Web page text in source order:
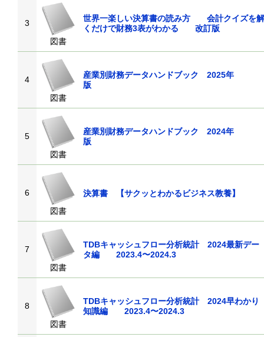
3
図書
世界一楽しい決算書の読み方 会計クイズを解
くだけで財務3表がわかる 改訂版
4
図書
産業別財務データハンドブック 2025年
版
5
図書
産業別財務データハンドブック 2024年
版
6
図書
決算書 【サクッとわかるビジネス教養】
7
図書
TDBキャッシュフロー分析統計 2024最新デー
タ編 2023.4〜2024.3
8
図書
TDBキャッシュフロー分析統計 2024早わかり
知識編 2023.4〜2024.3